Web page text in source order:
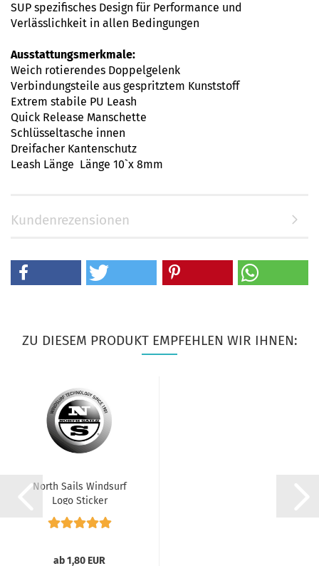
SUP spezifisches Design für Performance und
Verlässlichkeit in allen Bedingungen
Ausstattungsmerkmale:
Weich rotierendes Doppelgelenk
Verbindungsteile aus gespritztem Kunststoff
Extrem stabile PU Leash
Quick Release Manschette
Schlüsseltasche innen
Dreifacher Kantenschutz
Leash Länge Länge 10`x 8mm
Kundenrezensionen
ZU DIESEM PRODUKT EMPFEHLEN WIR IHNEN:
North Sails Windsurf
Logo Sticker
ab 1,80 EUR